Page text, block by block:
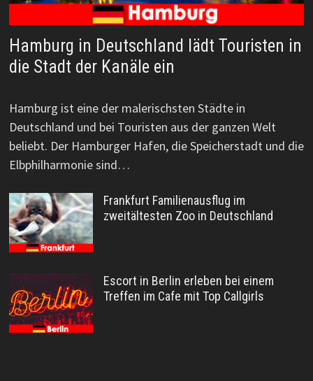
Hamburg in Deutschland lädt Touristen in
die Stadt der Kanäle ein
Hamburg ist eine der malerischsten Städte in
Deutschland und bei Touristen aus der ganzen Welt
beliebt. Der Hamburger Hafen, die Speicherstadt und die
Elbphilharmonie sind…
Frankfurt Familienausflug im
zweitältesten Zoo in Deutschland
Escort in Berlin erleben bei einem
Treffen im Cafe mit Top Callgirls